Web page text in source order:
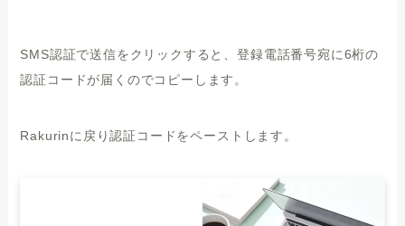
SMS認証で送信をクリックすると、登録電話番号宛に6桁の
認証コードが届くのでコピーします。
Rakurinに戻り認証コードをペーストします。